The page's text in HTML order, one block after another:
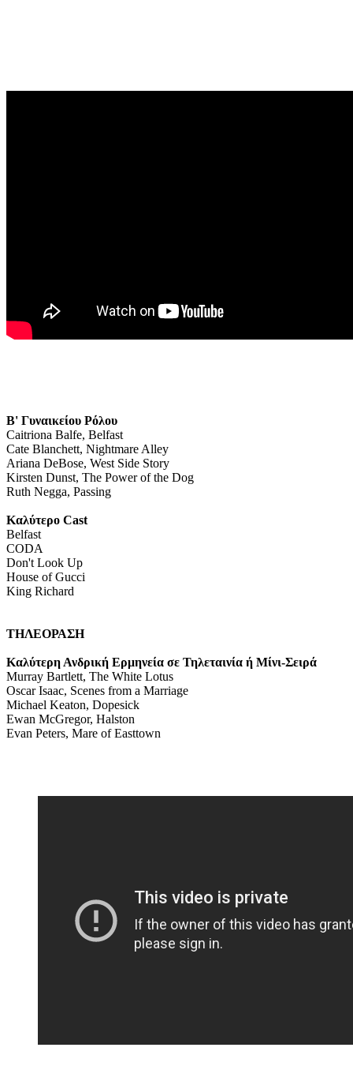
Β' Γυναικείου Ρόλου
Caitriona Balfe, Belfast
Cate Blanchett, Nightmare Alley
Ariana DeBose, West Side Story
Kirsten Dunst, The Power of the Dog
Ruth Negga, Passing
Καλύτερο Cast
Belfast
CODA
Don't Look Up
House of Gucci
King Richard
ΤΗΛΕΟΡΑΣΗ
Καλύτερη Ανδρική Ερμηνεία σε Τηλεταινία ή Μίνι-Σειρά
Murray Bartlett, The White Lotus
Oscar Isaac, Scenes from a Marriage
Michael Keaton, Dopesick
Ewan McGregor, Halston
Evan Peters, Mare of Easttown